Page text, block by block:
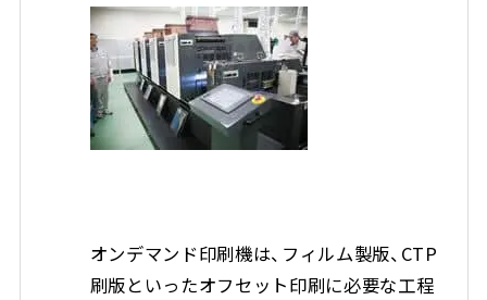
オンデマンド印刷機は、フィルム製版、CTP
刷版といったオフセット印刷に必要な工程